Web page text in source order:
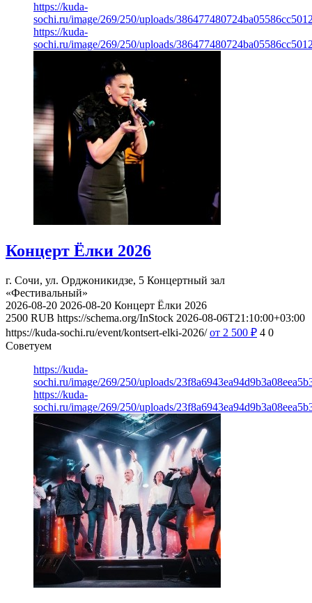
https://kuda-
sochi.ru/image/269/250/uploads/
https://kuda-
sochi.ru/image/269/250/uploads/
Концерт Ёлки 2026
г. Сочи, ул. Орджоникидзе, 5 Концертный зал
«Фестивальный»
2026-08-20 2026-08-20 Концерт Ёлки 2026
2500 RUB https://schema.org/InStock 2026-08-06T21:10:00+03:00
https://kuda-sochi.ru/event/kontsert-elki-2026/ от 2 500 ₽ 4 0
Советуем
https://kuda-
sochi.ru/image/269/250/uploads/
https://kuda-
sochi.ru/image/269/250/uploads/